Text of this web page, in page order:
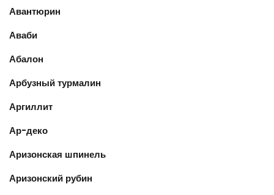
Авантюрин
Аваби
Абалон
Арбузный турмалин
Аргиллит
Ар-деко
Аризонская шпинель
Аризонский рубин